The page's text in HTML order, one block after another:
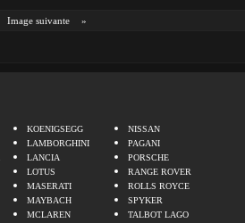
Image suivante »
KOENIGSEGG
LAMBORGHINI
LANCIA
LOTUS
MASERATI
MAYBACH
MCLAREN
NISSAN
PAGANI
PORSCHE
RANGE ROVER
ROLLS ROYCE
SPYKER
TALBOT LAGO